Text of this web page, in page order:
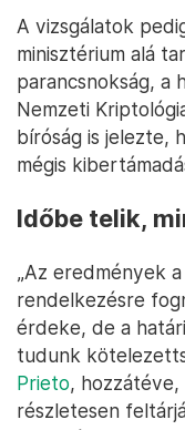
A vizsgálatok
minisztérium alá
parancsnokság, a
Nemzeti
bíróság is jelezte,
mégis
Időbe telik,
„Az eredmények
rendelkezésre
érdeke, de a
tudunk
Prieto,
részletesen